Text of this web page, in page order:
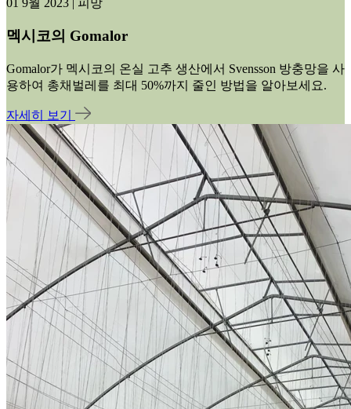
멕시코의 Gomalor
Gomalor가 멕시코의 온실 고추 생산에서 Svensson 방충망을 사
용하여 총채벌레를 최대 50%까지 줄인 방법을 알아보세요.
자세히 보기